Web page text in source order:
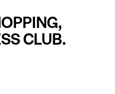
CLUB.